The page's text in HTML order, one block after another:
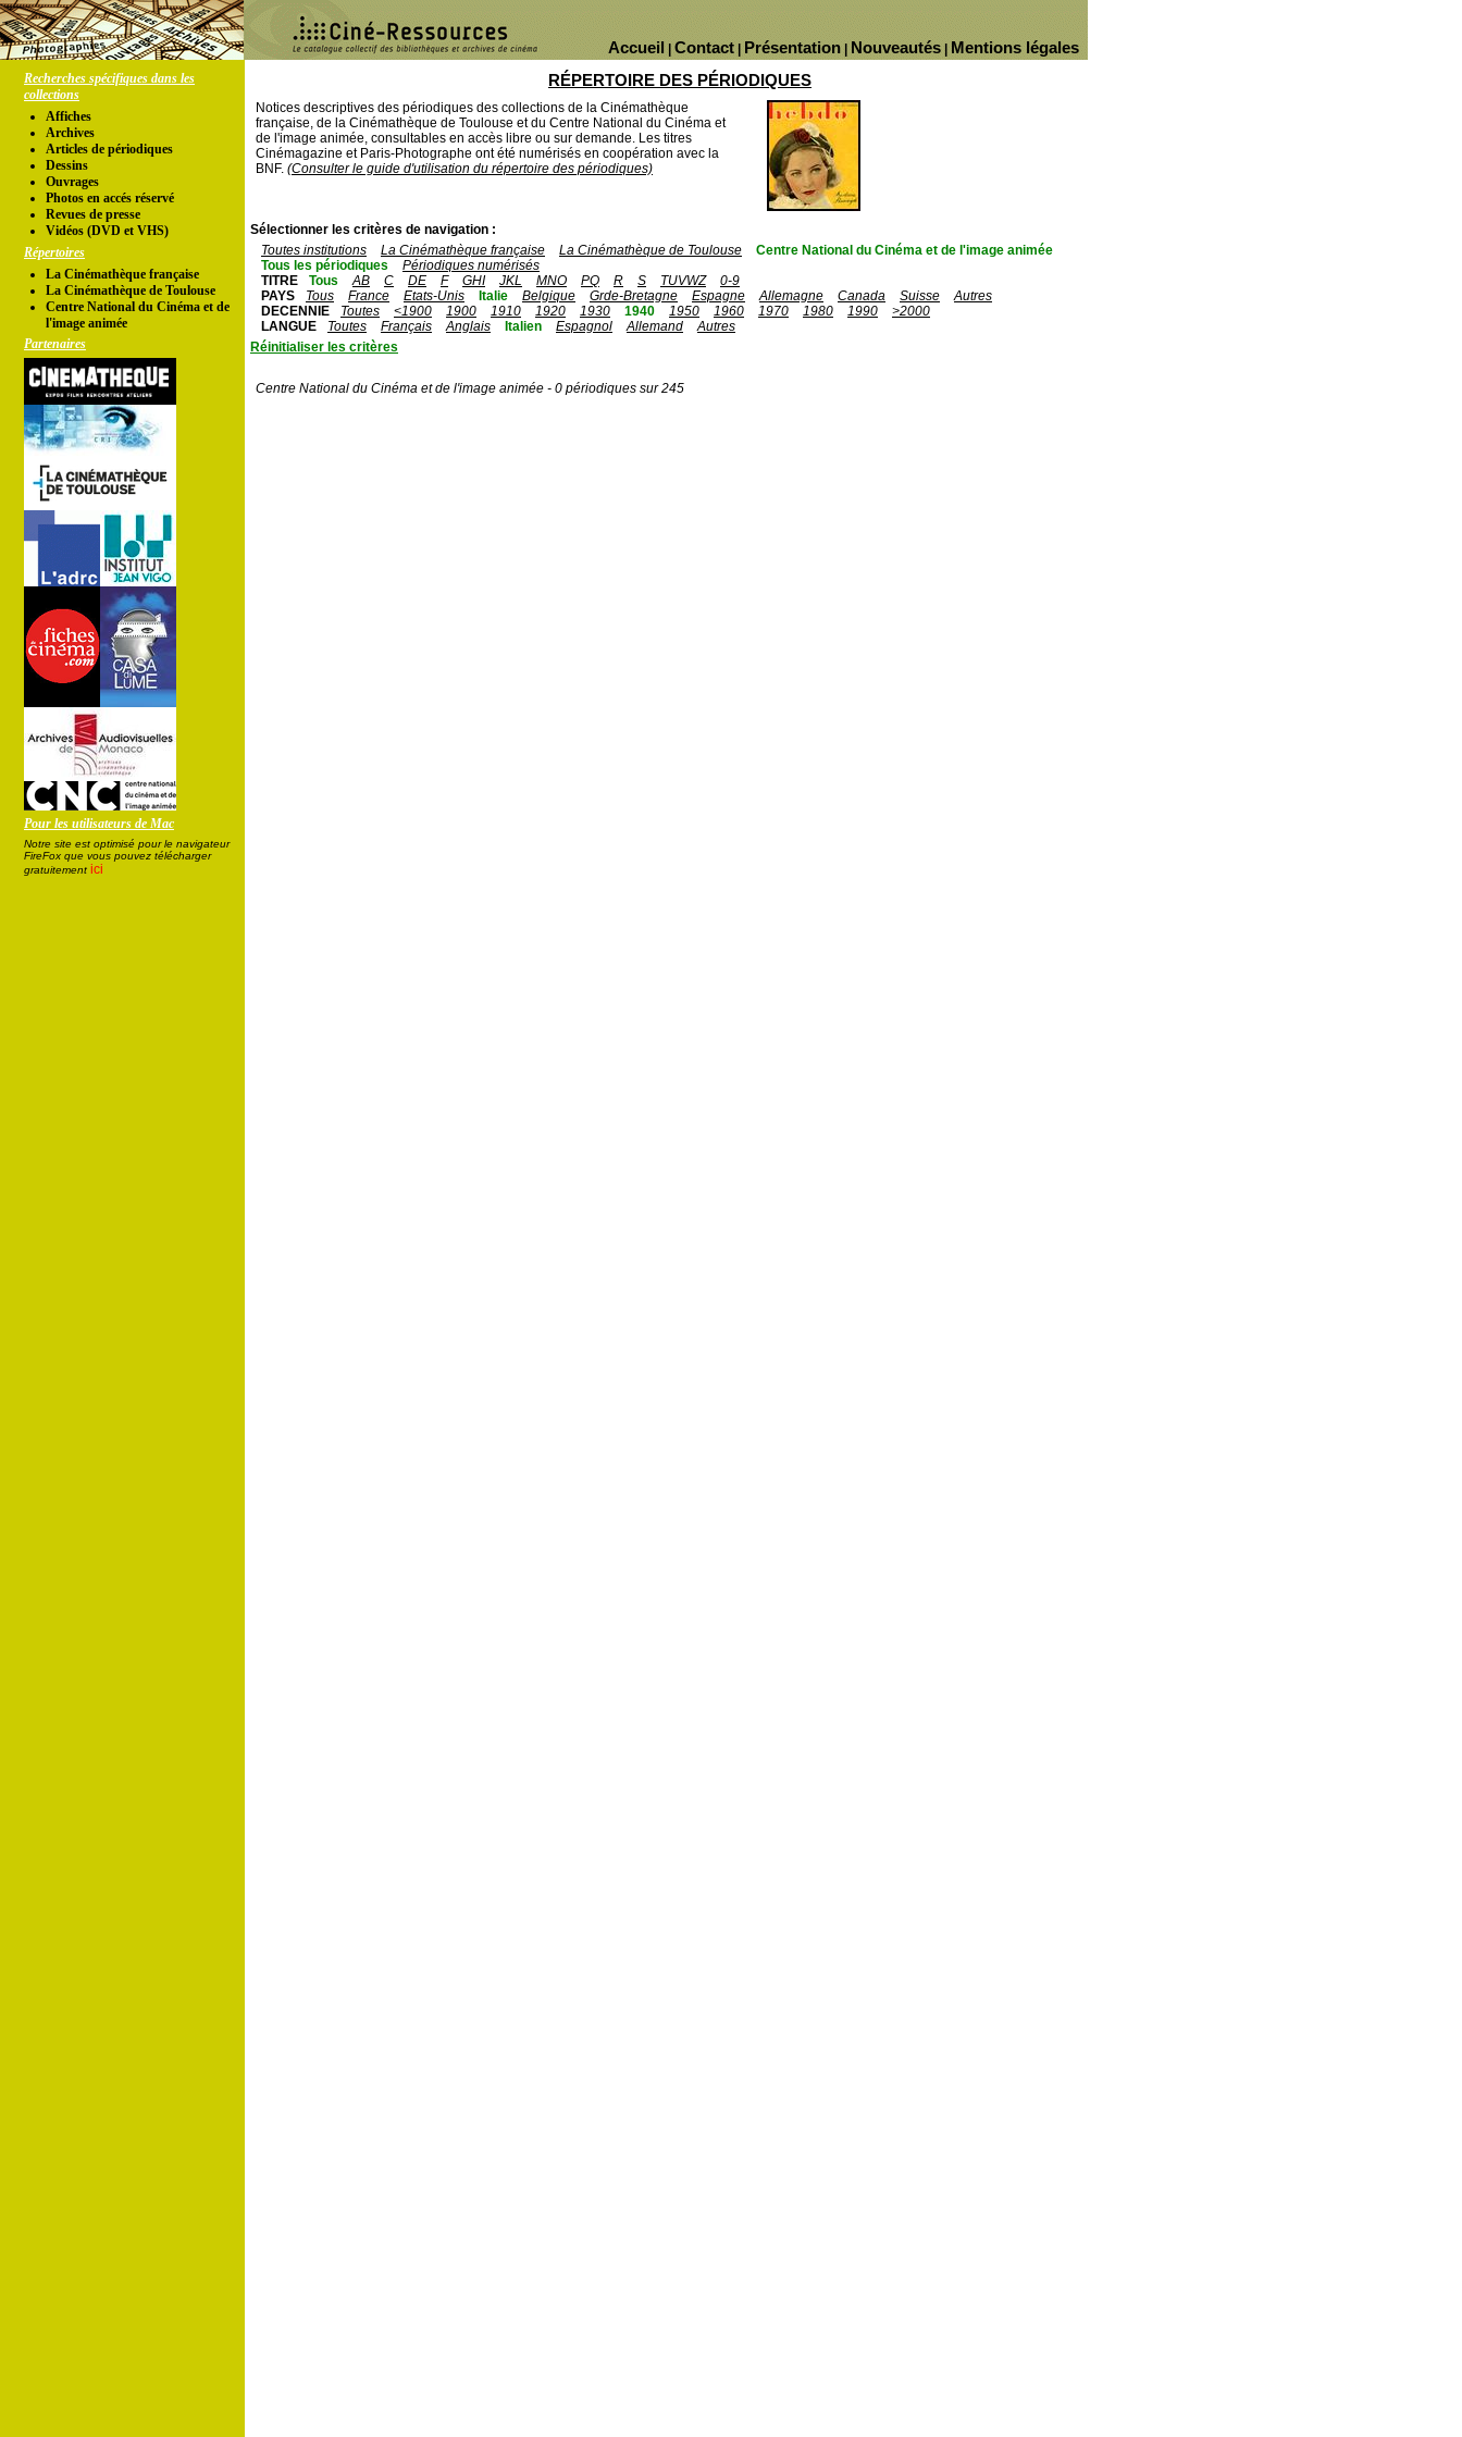
Mentions légales
Nouveautés
Présentation
Contact
Accueil
Recherches spécifiques dans les
collections
Affiches
Archives
Articles de périodiques
Dessins
Ouvrages
Photos en accés réservé
Revues de presse
Vidéos (DVD et VHS)
Répertoires
La Cinémathèque française
La Cinémathèque de Toulouse
Centre National du Cinéma et de
l'image animée
Partenaires
Pour les utilisateurs de Mac
Notre site est optimisé pour le navigateur
FireFox que vous pouvez télécharger
gratuitement ici
RÉPERTOIRE DES PÉRIODIQUES
Notices descriptives des périodiques des collections de la Cinémathèque
française, de la Cinémathèque de Toulouse et du Centre National du Cinéma et
de l'image animée, consultables en accès libre ou sur demande. Les titres
Cinémagazine et Paris-Photographe ont été numérisés en coopération avec la
BNF. (Consulter le guide d'utilisation du répertoire des périodiques)
Sélectionner les critères de navigation :
Toutes institutions
La Cinémathèque française La Cinémathèque de Toulouse
Centre National du Cinéma et de l'image animée
Tous les périodiques
Périodiques numérisés
TITRE
Tous AB C DE F GHI JKL MNO PQ R S TUVWZ
0-9
PAYS
Tous France Etats-Unis Italie Belgique Grde-Bretagne Espagne Allemagne Canada Suisse
Autres
DECENNIE
Toutes <1900 1900 1910 1920 1930 1940 1950 1960 1970 1980 1990
>2000
LANGUE
Toutes Français Anglais Italien Espagnol Allemand
Autres
Réinitialiser les critères
Centre National du Cinéma et de l'image animée - 0 périodiques sur 245